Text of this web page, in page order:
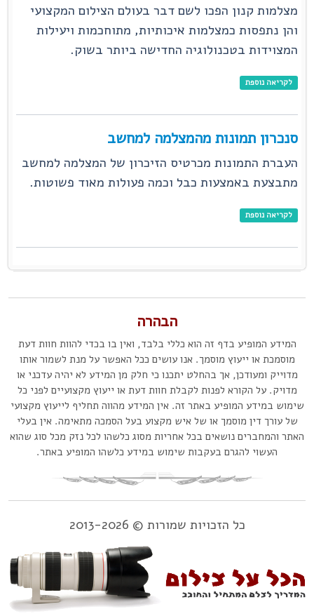
מצלמות קנון הפכו לשם דבר בעולם הצילום המקצועי
והן נתפסות כמצלמות איכותיות, מתוחכמות ויעילות
המצוידות בטכנולוגיה החדישה ביותר בשוק.
לקריאה נוספת
סנכרון תמונות מהמצלמה למחשב
העברת התמונות מכרטיס הזיכרון של המצלמה למחשב
מתבצעת באמצעות כבל וכמה פעולות מאוד פשוטות.
לקריאה נוספת
הבהרה
המידע המופיע בדף זה הוא כללי בלבד, ואין בו בכדי להוות חוות דעת
מוסמכת או ייעוץ מוסמך. אנו עושים ככל האפשר על מנת לשמור אותו
מדוייק ומעודכן, אך בהחלט יתכנו כי חלק מן המידע לא יהיה עדכני או
מדויק. על הקורא לפנות לקבלת חוות דעת או ייעוץ מקצועיים לפני כל
שימוש במידע המופיע באתר זה. אין המידע מהווה תחליף לייעוץ מקצועי
של עורך דין מוסמך או של איש מקצוע בעל הסמכה מתאימה. אין בעלי
האתר והמחברים נושאים בכל אחריות מסוג כלשהו לכל נזק מכל סוג שהוא
העשוי להגרם בעקבות שימוש במידע כלשהו המופיע באתר.
כל הזכויות שמורות © 2013-2026